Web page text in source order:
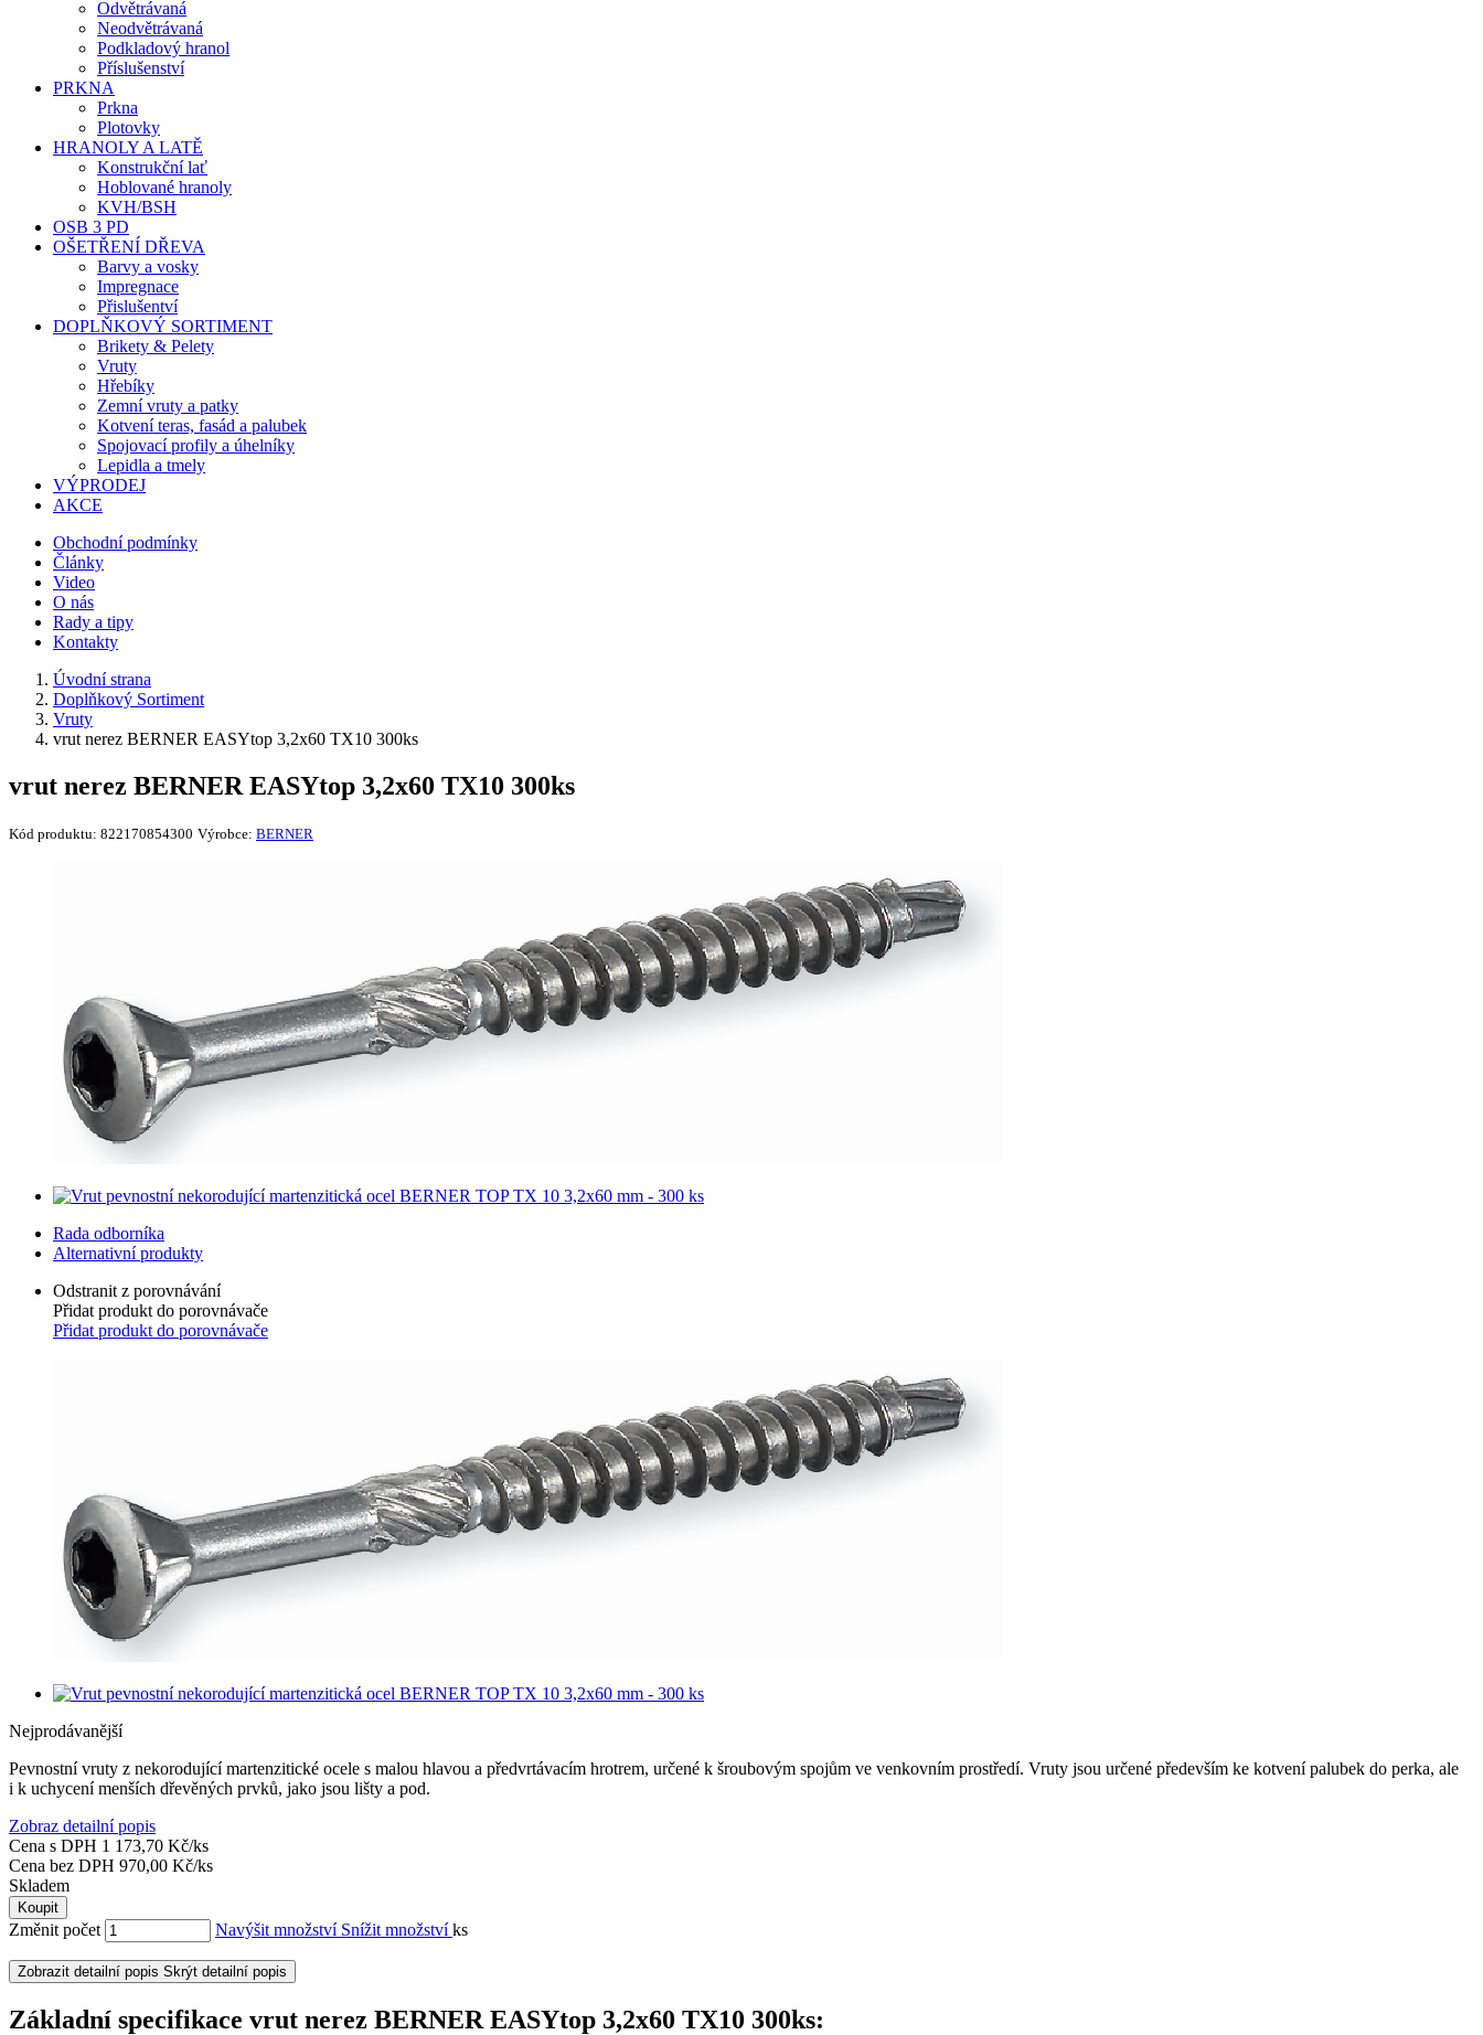
Odvětrávaná
Neodvětrávaná
Podkladový hranol
Příslušenství
PRKNA
Prkna
Plotovky
HRANOLY A LATĚ
Konstrukční lať
Hoblované hranoly
KVH/BSH
OSB 3 PD
OŠETŘENÍ DŘEVA
Barvy a vosky
Impregnace
Přislušentví
DOPLŇKOVÝ SORTIMENT
Brikety & Pelety
Vruty
Hřebíky
Zemní vruty a patky
Kotvení teras, fasád a palubek
Spojovací profily a úhelníky
Lepidla a tmely
VÝPRODEJ
AKCE
Obchodní podmínky
Články
Video
O nás
Rady a tipy
Kontakty
Úvodní strana
Doplňkový Sortiment
Vruty
vrut nerez BERNER EASYtop 3,2x60 TX10 300ks
vrut nerez BERNER EASYtop 3,2x60 TX10 300ks
Kód produktu: 822170854300 Výrobce: BERNER
Rada odborníka
Alternativní produkty
Odstranit z porovnávání
Přidat produkt do porovnávače
Přidat produkt do porovnávače
Nejprodávanější
Pevnostní vruty z nekorodující martenzitické ocele s malou hlavou a předvrtávacím hrotrem, určené k šroubovým spojům ve venkovním prostředí. Vruty jsou určené především ke kotvení palubek do perka, ale
i k uchycení menších dřevěných prvků, jako jsou lišty a pod.
Zobraz detailní popis
Cena s DPH 1 173,70 Kč/ks
Cena bez DPH 970,00 Kč/ks
Skladem
Koupit
Změnit počet Navýšit množství Snížit množstvíks
Zobrazit detailní popis Skrýt detailní popis
Základní specifikace vrut nerez BERNER EASYtop 3,2x60 TX10 300ks: